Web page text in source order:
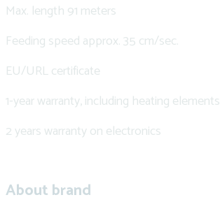
Max. length 91 meters
Feeding speed approx. 35 cm/sec.
EU/URL certificate
1-year warranty, including heating elements
2 years warranty on electronics
About brand